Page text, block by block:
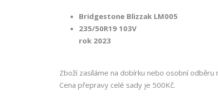
Bridgestone Blizzak LM005
235/50R19 103V
rok 2023
Zboží zasíláme na dobírku nebo osobní odběru
Cena přepravy celé sady je 500Kč.